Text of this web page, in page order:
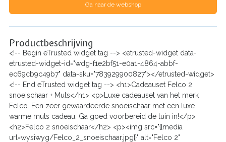
Ga naar de webshop
Productbeschrijving
<!-- Begin eTrusted widget tag --> <etrusted-widget data-
etrusted-widget-id="wdg-f1e2bf51-e0a1-4864-abbf-
ec69cb9c49b7" data-sku="783929900827"></etrusted-widget>
<!-- End eTrusted widget tag --> <h1>Cadeauset Felco 2
snoeischaar + Muts</h1> <p>Luxe cadeauset van het merk
Felco. Een zeer gewaardeerde snoeischaar met een luxe
warme muts cadeau. Ga goed voorbereid de tuin in!</p>
<h2>Felco 2 snoeischaar</h2> <p><img src="{{media
url=wysiwyg/Felco_2_snoeischaar.jpg}}" alt="Felco 2"